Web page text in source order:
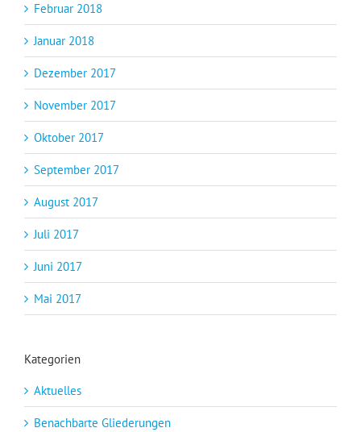
Februar 2018
Januar 2018
Dezember 2017
November 2017
Oktober 2017
September 2017
August 2017
Juli 2017
Juni 2017
Mai 2017
Kategorien
Aktuelles
Benachbarte Gliederungen